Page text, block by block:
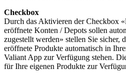
Checkbox
Durch das Aktivieren der Checkbox
eröffnete Konten / Depots sollen
zugestellt werden» stellen Sie sicher,
eröffnete Produkte automatisch in
Valiant App zur Verfügung stehen.
für Ihre eigenen Produkte zur